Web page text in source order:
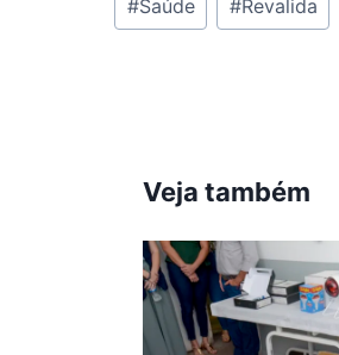
do
#Saúde #Revalida
Veja também